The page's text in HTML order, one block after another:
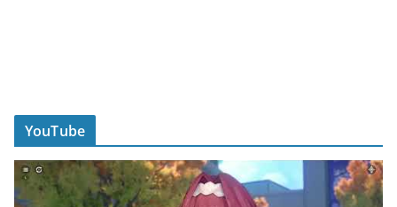
YouTube